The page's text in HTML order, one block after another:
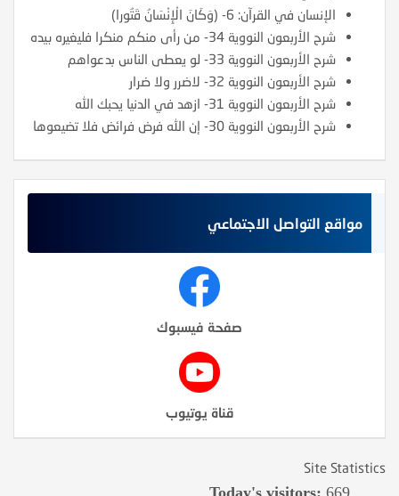
الإنسان في القرآن: 6- (وَكَانَ الْإِنْسَانُ قَتُورا)
شرح الأربعون النووية 34- من رأى منكم منكرا فليغيره بيده
شرح الأربعون النووية 33- لو يعطى الناس بدعواهم
شرح الأربعون النووية 32- لاضرر ولا ضرار
شرح الأربعون النووية 31- ازهد في الدنيا يحبك الله
شرح الأربعون النووية 30- إن الله فرض فرائض فلا تضيعوها
مواقع التواصل الاجتماعي
صفحة فيسبوك
قناة يوتيوب
Site Statistics
Today's visitors: 669